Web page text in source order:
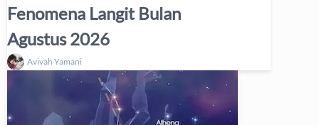
Fenomena Langit Bulan
Agustus 2026
Avivah Yamani